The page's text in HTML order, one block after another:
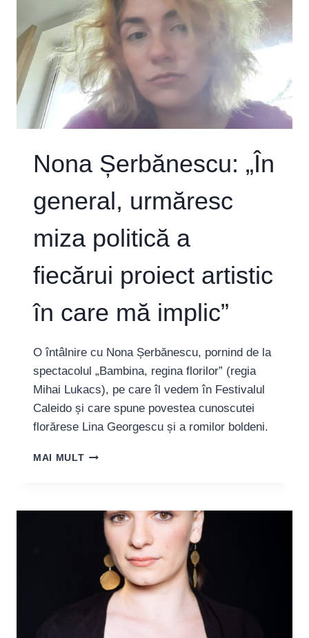
Nona Șerbănescu: „În
general, urmăresc
miza politică a
fiecărui proiect artistic
în care mă implic”
O întâlnire cu Nona Șerbănescu, pornind de la
spectacolul „Bambina, regina florilor” (regia
Mihai Lukacs), pe care îl vedem în Festivalul
Caleido și care spune povestea cunoscutei
florărese Lina Georgescu și a romilor boldeni.
MAI MULTNONA
URMĂRESC
MIZA
POLITICĂ
FIECĂRUI
PROIECT
ARTISTIC
CARE